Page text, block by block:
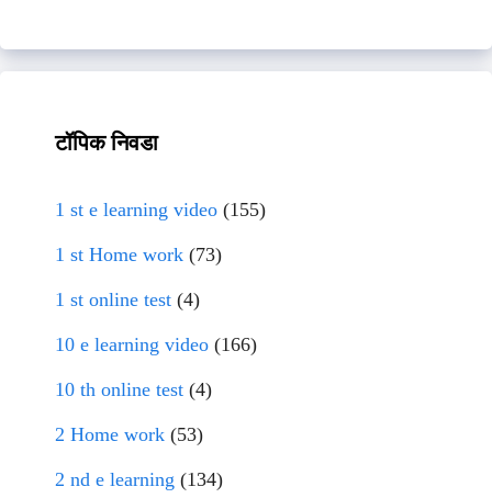
टॉपिक निवडा
1 st e learning video (155)
1 st Home work (73)
1 st online test (4)
10 e learning video (166)
10 th online test (4)
2 Home work (53)
2 nd e learning (134)